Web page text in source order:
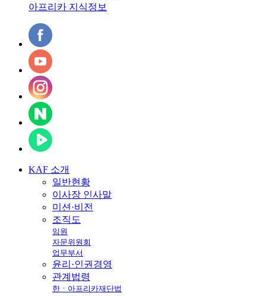
아프리카 지식정보
KAF 소개
일반현황
이사장 인사말
미션·비전
조직도
임원
자문위원회
업무부서
윤리·인권경영
관계법령
한ㆍ아프리카재단법